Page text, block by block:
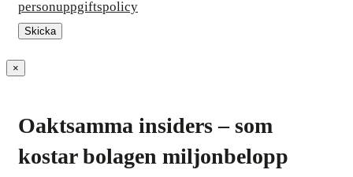
personuppgiftspolicy
×
Oaktsamma insiders – som
kostar bolagen miljonbelopp